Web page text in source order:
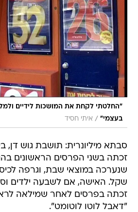
"החלטתי לקחת את המושכות לידיים
בעצמי" / איתי חסיד
זכתה בשני הפרסים הראשונים
זכתה בפרסים לאחר שמילאה
"דאבל לוטו לוטומט".